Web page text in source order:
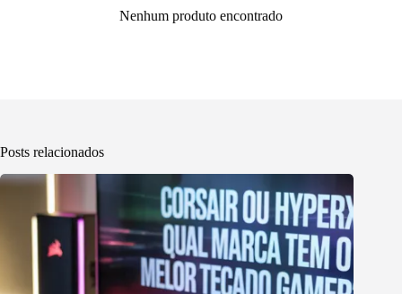
Nenhum produto encontrado
Posts relacionados